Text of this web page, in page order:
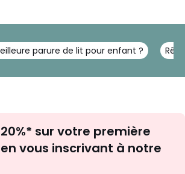
parure de lit pour enfant ?
newsletter
sur votre première
vous inscrivant à notre